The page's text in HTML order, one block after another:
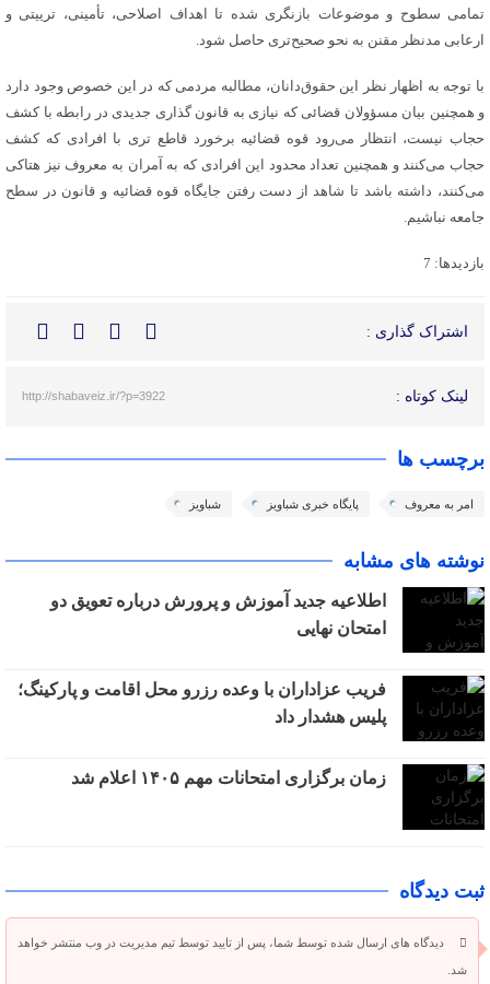
تمامی سطوح و موضوعات بازنگری شده تا اهداف اصلاحی، تأمینی، ترییتی و
ارعابی مدنظر مقنن به نحو صحیح‌تری حاصل شود.
با توجه به اظهار نظر این حقوق‌دانان، مطالبه مردمی که در این خصوص وجود دارد
و همچنین بیان مسؤولان قضائی که نیازی به قانون گذاری جدیدی در رابطه با کشف
حجاب نیست، انتظار می‌رود قوه قضائیه برخورد قاطع تری با افرادی که کشف
حجاب می‌کنند و همچنین تعداد محدود این افرادی که به آمران به معروف نیز هتاکی
می‌کنند، داشته باشد تا شاهد از دست رفتن جایگاه قوه قضائیه و قانون در سطح
جامعه نباشیم.
بازدیدها: 7
اشتراک گذاری :
لینک کوتاه : http://shabaveiz.ir/?p=3922
برچسب ها
امر به معروف پایگاه خبری شباویز شباویز
نوشته های مشابه
اطلاعیه جدید آموزش و پرورش درباره تعویق دو
امتحان نهایی
فریب عزاداران با وعده رزرو محل اقامت و پارکینگ؛
پلیس هشدار داد
زمان برگزاری امتحانات مهم ۱۴۰۵ اعلام شد
ثبت دیدگاه
دیدگاه های ارسال شده توسط شما، پس از تایید توسط تیم مدیریت در وب منتشر خواهد
شد.